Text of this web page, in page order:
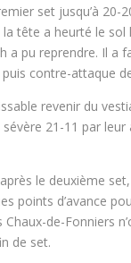
set jusqu’à
tête a heurté le sol
a pu reprendre. Il a
contre-attaque
revenir du
21-11 par
le deuxième
points d’avance
de-Fonniers
de set.